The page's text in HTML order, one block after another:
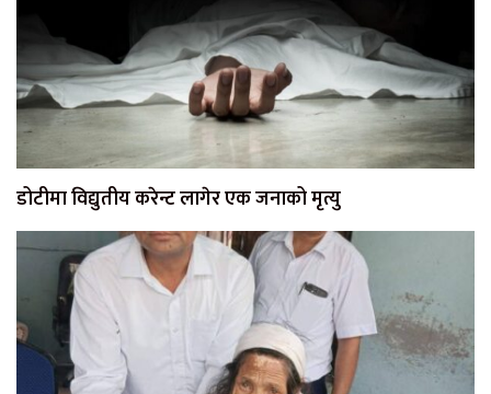
डोटीमा विद्युतीय करेन्ट लागेर एक जनाको मृत्यु